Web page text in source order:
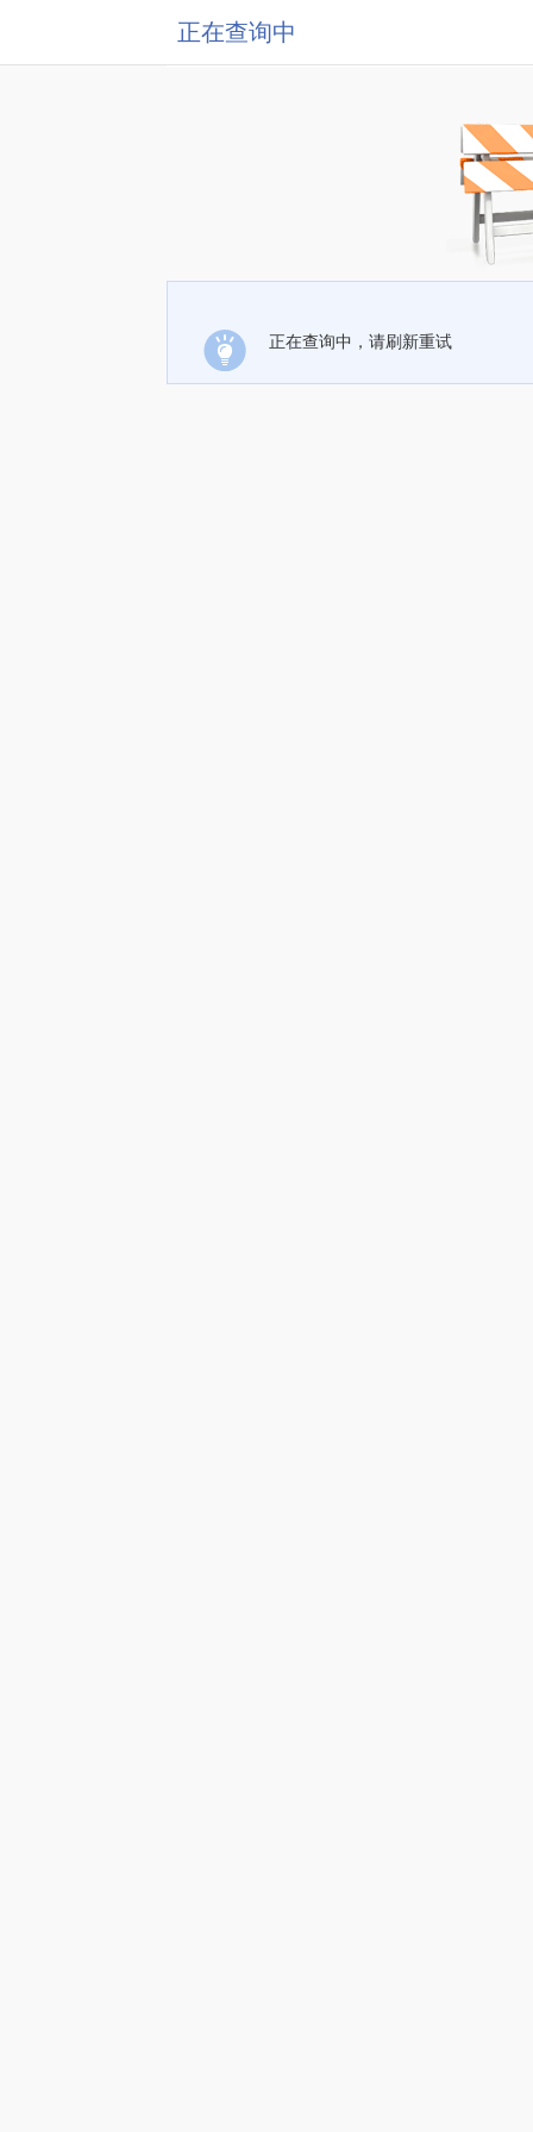
正在查询中
正在查询中，请刷新重试